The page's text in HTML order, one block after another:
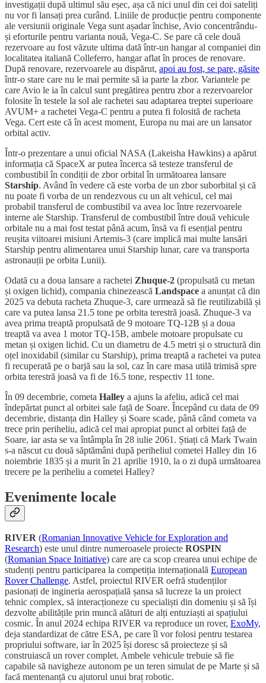
investigații după ultimul său eșec, așa că nici unul din cei doi sateliți
nu vor fi lansați prea curând. Liniile de producție pentru componente
ale versiunii originale Vega sunt așadar închise, Avio concentrându-
și eforturile pentru varianta nouă, Vega-C. Se pare că cele două
rezervoare au fost văzute ultima dată într-un hangar al companiei din
localitatea italiană Colleferro, hangar aflat în proces de renovare.
După renovare, rezervoarele au dispărut, apoi au fost, se pare, găsite
într-o stare care nu le mai permite să ia parte la zbor. Variantele pe
care Avio le ia în calcul sunt pregătirea pentru zbor a rezervoarelor
folosite în testele la sol ale rachetei sau adaptarea treptei superioare
AVUM+ a rachetei Vega-C pentru a putea fi folosită de racheta
Vega. Cert este că în acest moment, Europa nu mai are un lansator
orbital activ.
Într-o prezentare a unui oficial NASA (Lakeisha Hawkins) a apărut
informația că SpaceX ar putea încerca să testeze transferul de
combustibil în condiții de zbor orbital în următoarea lansare
Starship. Având în vedere că este vorba de un zbor suborbital și că
nu poate fi vorba de un rendezvous cu un alt vehicul, cel mai
probabil transferul de combustibil va avea loc între rezervoarele
interne ale Starship. Transferul de combustibil între două vehicule
orbitale nu a mai fost testat până acum, însă va fi esențial pentru
reușita viitoarei misiuni Artemis-3 (care implică mai multe lansări
Starship pentru alimentarea unui Starship lunar, care va transporta
astronauții pe orbita Lunii).
Odată cu a doua lansare a rachetei Zhuque-2 (propulsată cu metan
și oxigen lichid), compania chinezească Landspace a anunțat că din
2025 va debuta racheta Zhuque-3, care urmează să fie reutilizabilă și
care va putea lansa 21.5 tone pe orbita terestră joasă. Zhuque-3 va
avea prima treaptă propulsată de 9 motoare TQ-12B și a doua
treaptă va avea 1 motor TQ-15B, ambele motoare propulsate cu
metan și oxigen lichid. Cu un diametru de 4.5 metri și o structură din
oțel inoxidabil (similar cu Starship), prima treaptă a rachetei va putea
fi recuperată pe o barjă sau la sol, caz în care masa utilă trimisă spre
orbita terestră joasă va fi de 16.5 tone, respectiv 11 tone.
În 09 decembrie, cometa Halley a ajuns la afeliu, adică cel mai
îndepărtat punct al orbitei sale față de Soare. Începând cu data de 09
decembrie, distanța din Halley și Soare scade, până când cometa va
trece prin periheliu, adică cel mai apropiat punct al orbitei față de
Soare, iar asta se va întâmpla în 28 iulie 2061. Știați că Mark Twain
s-a născut cu două săptămâni după periheliul cometei Halley din 16
noiembrie 1835 și a murit în 21 aprilie 1910, la o zi după următoarea
trecere pe la periheliu a cometei Halley?
Evenimente locale
RIVER (Romanian Innovative Vehicle for Exploration and
Research) este unul dintre numeroasele proiecte ROSPIN
(Romanian Space Initiative) care are ca scop crearea unui echipe de
studenți pentru participarea la competiția internațională European
Rover Challenge. Astfel, proiectul RIVER oefră studenților
pasionați de ingineria aerospațială șansa să lucreze la un proiect
tehnic complex, să interacționeze cu specialiști din domeniu și să își
dezvolte abilitățile prin muncă alături de alți entuziaști ai spațiului
cosmic. În anul 2024 echipa RIVER va reproduce un rover, ExoMy,
deja standardizat de către ESA, pe care îl vor folosi pentru testarea
propriului software, iar în 2025 își doresc să proiecteze și să
construiască un rover complet. Ambele vehicule trebuie să fie
capabile să navigheze autonom pe un teren simulat de pe Marte și să
facă mentenanță cu ajutorul unui braț robotic.